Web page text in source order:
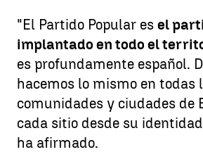
"El Partido Popular es el
implantado en todo el
es profundamente español.
hacemos lo mismo en todas
comunidades y ciudades de
cada sitio desde su
ha afirmado.